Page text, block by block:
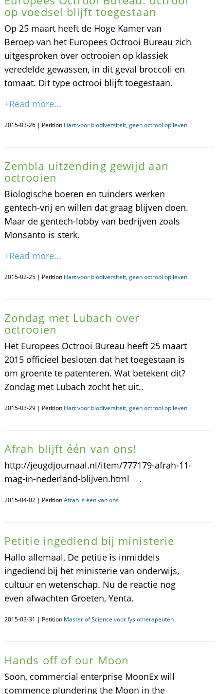
op voedsel blijft toegestaan
Op 25 maart heeft de Hoge Kamer van
Beroep van het Europees Octrooi Bureau zich
uitgesproken over octrooien op klassiek
veredelde gewassen, in dit geval broccoli en
tomaat. Dit type octrooi blijft toegestaan.
+Read more...
2015-03-26 | Petition Hart voor biodiversiteit, geen octrooi op leven
Zembla uitzending gewijd aan
octrooien
Biologische boeren en tuinders werken
gentech-vrij en willen dat graag blijven doen.
Maar de gentech-lobby van bedrijven zoals
Monsanto is sterk.
+Read more...
2015-02-25 | Petition Hart voor biodiversiteit, geen octrooi op leven
Zondag met Lubach over
octrooien
Het Europees Octrooi Bureau heeft 25 maart
2015 officieel besloten dat het toegestaan is
om groente te patenteren. Wat betekent dit?
Zondag met Lubach zocht het uit..
2015-03-29 | Petition Hart voor biodiversiteit, geen octrooi op leven
Afrah blijft één van ons!
http://jeugdjournaal.nl/item/777179-afrah-11-
mag-in-nederland-blijven.html .
2015-04-02 | PetitionAfrah is één van ons
Petitie ingediend bij ministerie
Hallo allemaal, De petitie is inmiddels
ingediend bij het ministerie van onderwijs,
cultuur en wetenschap. Nu de reactie nog
even afwachten Groeten, Yenta.
2015-03-31 | Petition Master of Science voor fysiotherapeuten
Hands off of our Moon
Soon, commercial enterprise MoonEx will
commence plundering the Moon in the